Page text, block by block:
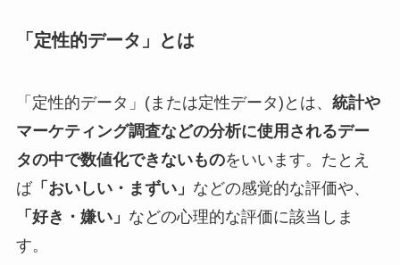
「定性的データ」とは
「定性的データ」(または定性データ)とは、 統計や
マーケティング調査などの分析に使用されるデー
タの中で数値化できないものをいいます。たとえ
ば「おいしい・まずい」 などの感覚的な評価や、
「好き・嫌い」 などの心理的な評価に該当しま
す。